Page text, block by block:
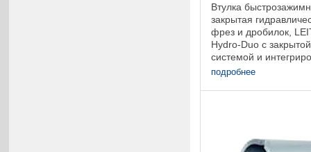
Втулка
закрытая
фрез и дробилок,
Hydro-Duo с
системой и
зажимным кольцом.
подробнее